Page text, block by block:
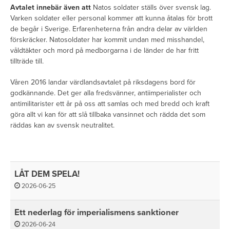
Avtalet innebär även att Natos soldater ställs över svensk lag.
Varken soldater eller personal kommer att kunna åtalas för brott
de begår i Sverige. Erfarenheterna från andra delar av världen
förskräcker. Natosoldater har kommit undan med misshandel,
våldtäkter och mord på medborgarna i de länder de har fritt
tillträde till.
Våren 2016 landar värdlandsavtalet på riksdagens bord för
godkännande. Det ger alla fredsvänner, antiimperialister och
antimilitarister ett år på oss att samlas och med bredd och kraft
göra allt vi kan för att slå tillbaka vansinnet och rädda det som
räddas kan av svensk neutralitet.
LÅT DEM SPELA!
2026-06-25
Ett nederlag för imperialismens sanktioner
2026-06-24